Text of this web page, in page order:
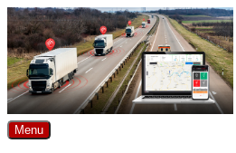
Skip
to
content
Menu